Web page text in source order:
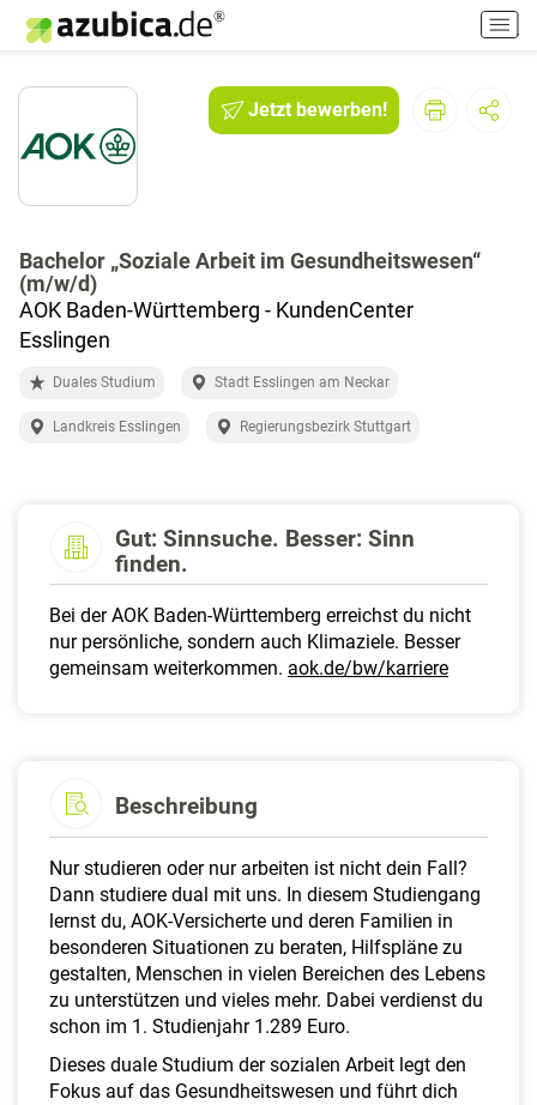
H
a
p
e
Jetzt bewerben!
Bachelor „Soziale Arbeit im Gesundheitswesen“
(m/w/d)
AOK Baden-Württemberg - KundenCenter
Esslingen
Duales Studium Stadt Esslingen am Neckar
Landkreis Esslingen Regierungsbezirk Stuttgart
Gut: Sinnsuche. Besser: Sinn
finden.
Bei der AOK Baden-Württemberg erreichst du nicht
nur persönliche, sondern auch Klimaziele. Besser
gemeinsam weiterkommen. aok.de/bw/karriere
Beschreibung
Nur studieren oder nur arbeiten ist nicht dein Fall?
Dann studiere dual mit uns. In diesem Studiengang
lernst du, AOK-Versicherte und deren Familien in
besonderen Situationen zu beraten, Hilfspläne zu
gestalten, Menschen in vielen Bereichen des Lebens
zu unterstützen und vieles mehr. Dabei verdienst du
schon im 1. Studienjahr 1.289 Euro.
Dieses duale Studium der sozialen Arbeit legt den
Fokus auf das Gesundheitswesen und führt dich